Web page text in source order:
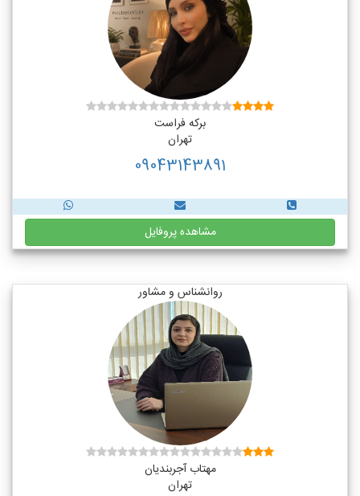
برکه فراست
تهران
09043143891
مشاهده پروفایل
روانشناس و مشاور
مهتاب آجربندیان
تهران